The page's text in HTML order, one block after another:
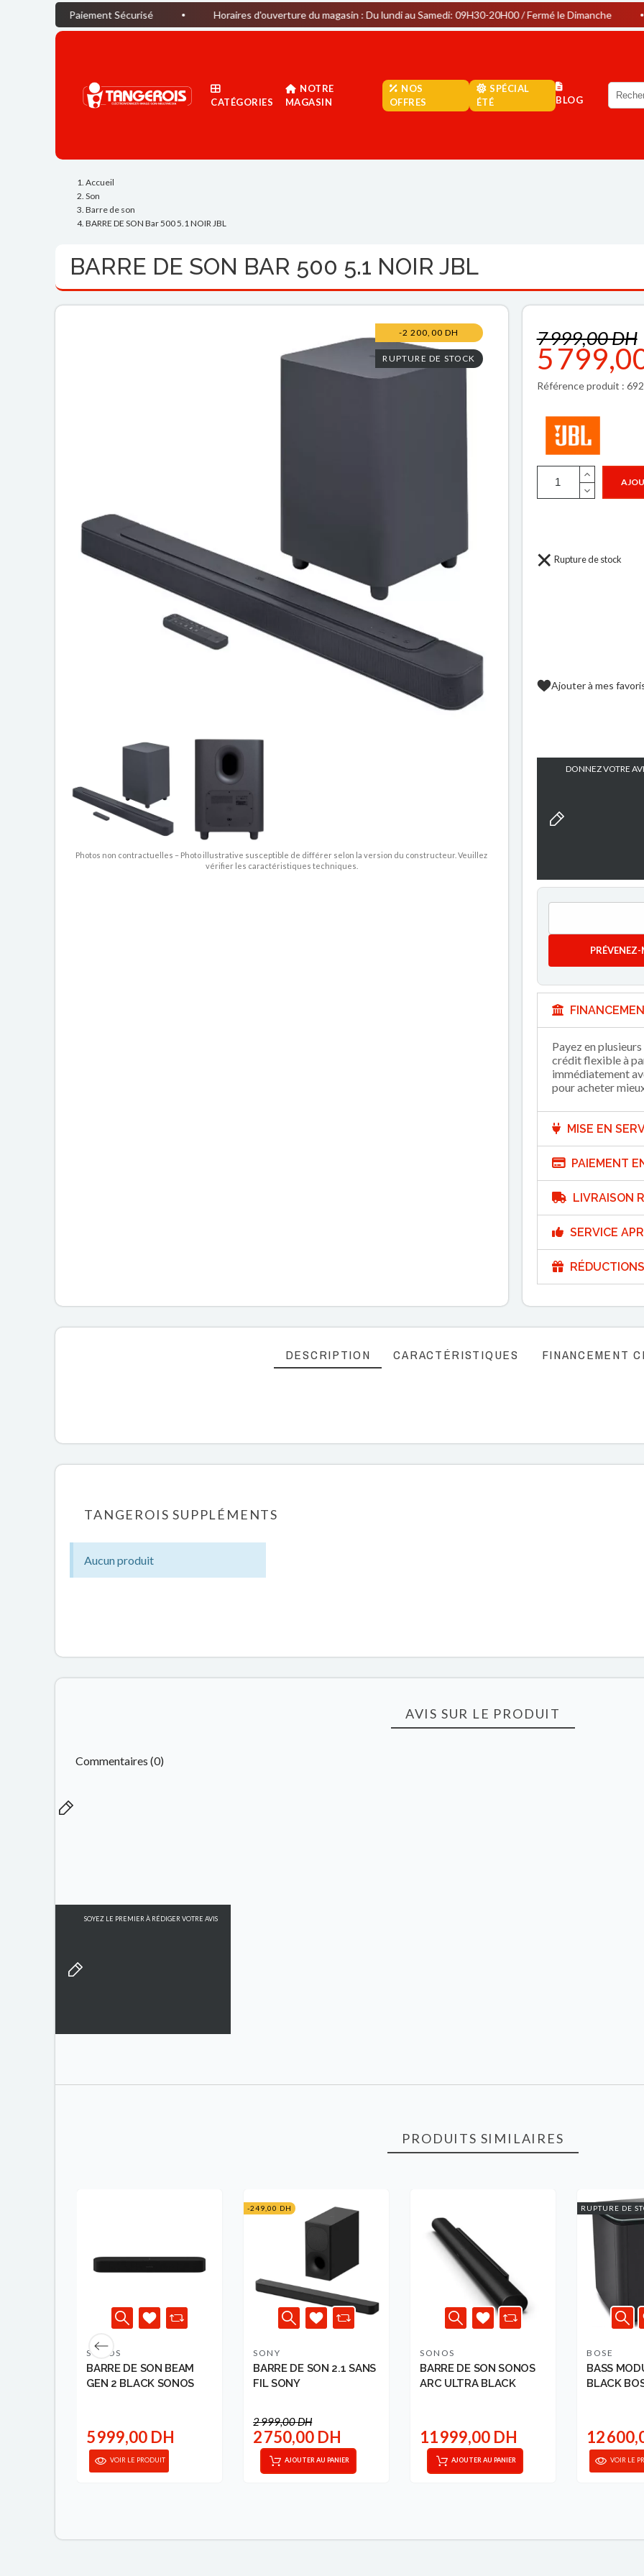
Paiement Sécurisé Horaires d'ouverture du magasin : Du lundi au Samedi: 09H30-20H00 / Fermé le Dimanche
CATÉGORIES
NOTRE
MAGASIN
NOS
OFFRES
SPÉCIAL
ÉTÉ
BLOG
Accueil
Son
Barre de son
BARRE DE SON Bar 500 5.1 NOIR JBL
BARRE DE SON BAR 500 5.1 NOIR JBL
-2 200,00 DH
RUPTURE DE STOCK
Photos non contractuelles – Photo illustrative susceptible de différer selon la version du constructeur. Veuillez
vérifier les caractéristiques techniques.
7 999,00 DH
5
Référence produit :
Rupture de stock
Ajouter à mes
DONNEZ VOTRE
Payez en
crédit flexible à
immédiatement
pour acheter
MISE EN
PAIEMENT
LIVRAISON
SERVICE
DESCRIPTION CARACTÉRISTIQUES FINANCEMENT
TANGEROIS SUPPLÉMENTS
Aucun produit
AVIS SUR LE PRODUIT
Commentaires (0)
SOYEZ LE PREMIER À RÉDIGER VOTRE AVIS
PRODUITS SIMILAIRES
SONOS
BARRE DE SON BEAM
GEN 2 BLACK SONOS
5 999,00 DH
VOIR LE PRODUIT
-249,00 DH
SONY
BARRE DE SON 2.1 SANS
FIL SONY
2 999,00 DH
2 750,00 DH
AJOUTER AU PANIER
SONOS
BARRE DE SON SONOS
ARC ULTRA BLACK
11 999,00 DH
AJOUTER AU PANIER
RUPTURE DE
BOSE
BASS
BLACK
12
VOIR LE